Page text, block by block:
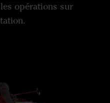
opérations sur